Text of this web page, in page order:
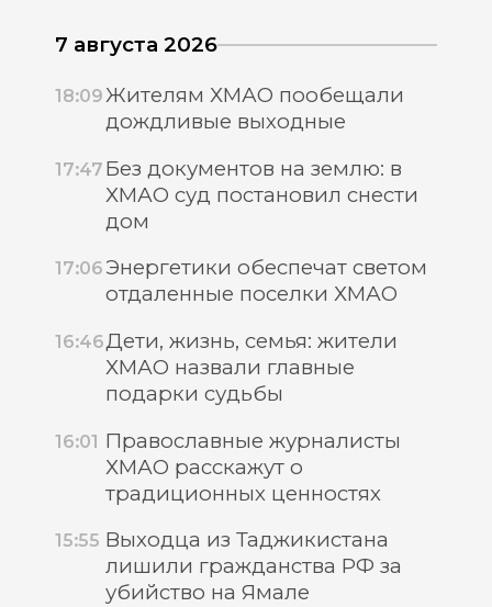
7 августа 2026
18:09Жителям ХМАО пообещали
дождливые выходные
17:47 Без документов на землю: в
ХМАО суд постановил снести
дом
17:06 Энергетики обеспечат светом
отдаленные поселки ХМАО
16:46Дети, жизнь, семья: жители
ХМАО назвали главные
подарки судьбы
16:01 Православные журналисты
ХМАО расскажут о
традиционных ценностях
15:55 Выходца из Таджикистана
лишили гражданства РФ за
убийство на Ямале